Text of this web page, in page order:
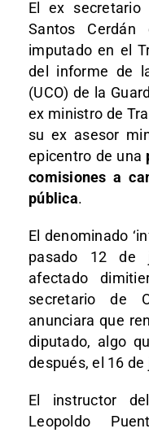
El ex secretario
Santos
imputado en el
del informe de
(UCO) de la
ex ministro de
su ex asesor
epicentro de una
comisiones a
pública.
El denominado
pasado 12 de
afectado
secretario de
anunciara que
diputado, algo
después, el 16 de
El instructor
Leopoldo